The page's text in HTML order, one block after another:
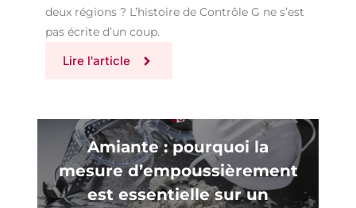
deux régions ? L’histoire de Contrôle G ne s’est
pas écrite d’un coup.
Lire l'article
Amiante : pourquoi la
mesure d’empoussièrement
est essentielle sur un